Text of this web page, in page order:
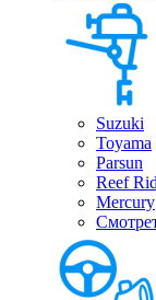
Suzuki
Toyama
Parsun
Reef
Mercury